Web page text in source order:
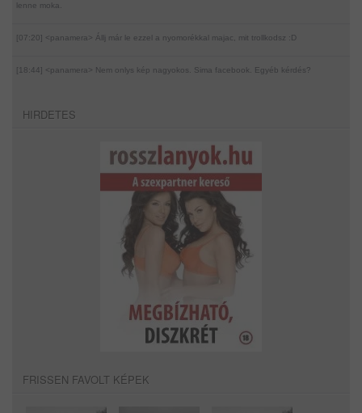
lenne moka.
[07:20] <panamera> Állj már le ezzel a nyomorékkal majac, mit trollkodsz :D
[18:44] <panamera> Nem onlys kép nagyokos. Sima facebook. Egyéb kérdés?
HIRDETES
FRISSEN FAVOLT KÉPEK